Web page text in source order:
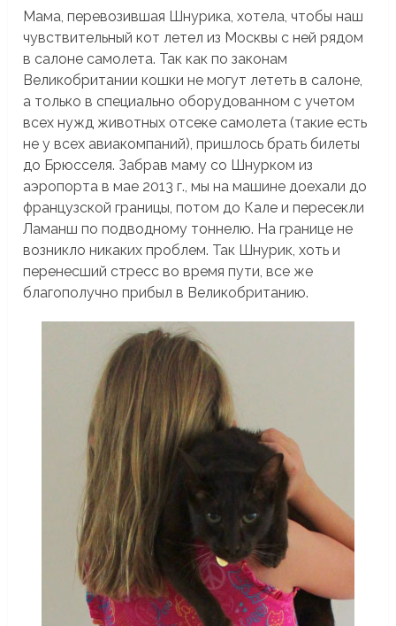
Мама, перевозившая Шнурика, хотела, чтобы наш
чувствительный кот летел из Москвы с ней рядом
в салоне самолета. Так как по законам
Великобритании кошки не могут лететь в салоне,
а только в специально оборудованном с учетом
всех нужд животных отсеке самолета (такие есть
не у всех авиакомпаний), пришлось брать билеты
до Брюсселя. Забрав маму со Шнурком из
аэропорта в мае 2013 г., мы на машине доехали до
французской границы, потом до Кале и пересекли
Ламанш по подводному тоннелю. На границе не
возникло никаких проблем. Так Шнурик, хоть и
перенесший стресс во время пути, все же
благополучно прибыл в Великобританию.